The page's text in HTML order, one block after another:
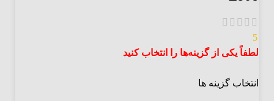
5
لطفاً یکی از گزینه‌ها را انتخاب کنید
انتخاب گزینه ها